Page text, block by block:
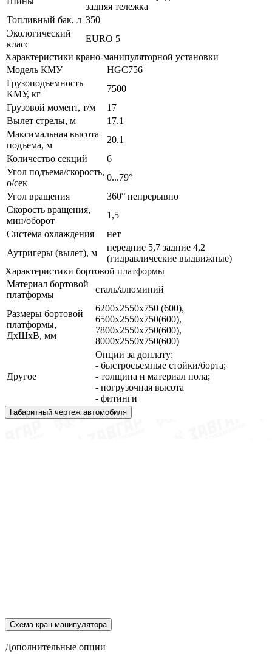
задняя тележка
Топливный бак, л 350
Экологический
класс
EURO 5
Характеристики крано-манипуляторной установки
Модель КМУ
HGC756
Грузоподъемность
КМУ, кг
7500
Грузовой момент, т/м
17
Вылет стрелы, м
17.1
Максимальная высота
подъема, м
20.1
Количество секций
6
Угол подъема/скорость,
о/сек
0...79°
Угол вращения
360° непрерывно
Скорость вращения,
мин/оборот
1,5
Система охлаждения
нет
Аутригеры (вылет), м
передние 5,7 задние 4,2
(гидравлические выдвижные)
Характеристики бортовой платформы
Материал бортовой
платформы
сталь/алюминий
Размеры бортовой
платформы,
ДхШхВ, мм
6200х2550х750 (600),
6500х2550х750(600),
7800х2550х750(600),
8000х2550х750(600)
Другое
Опции за доплату:
- быстросъемные стойки/борта;
- толщина и материал пола;
- погрузочная высота
- фитинги
Габаритный чертеж автомобиля
Схема кран-манипулятора
Дополнительные опции